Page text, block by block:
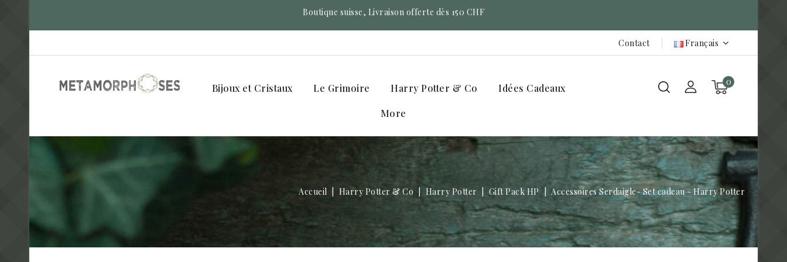
Boutique suisse, Livraison offerte dès 150 CHF
Contact Français
0
Bijoux et Cristaux Le Grimoire Harry Potter & Co Idées Cadeaux
More
Accueil Harry Potter & Co Harry Potter Gift Pack HP Accessoires Serdaigle- Set cadeau - Harry Potter